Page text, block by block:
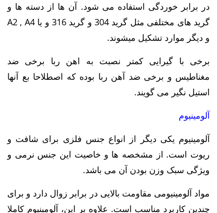
در برابر خوردگی استفاده می شود. آن ها از دسته ها و
گرید های مختلفی مثل گرید 304 و گرید 316 و یا A2 , A4
و دیگر موارد تشکیل میشوند.
برخی با گیرایی کمتر نصبت به اهن ربا برخی ضد
مغناطیس و برخی ضد آهن ربا بوده که اصطلاحا بع آنها
استیل نگیر می گویند.
آلومینیوم
آلومینیوم یکی دیگر از انواع جنس فلزی برای شافت و
ریوت است. از مشخصه ها و خاصیت این جنس نرمی و
ویژگی سبک وزن بودن آن می باشد.
مواد آلومینیومی مقاومت بالایی در برابر زوال دارد و برای
چندین کاربرد مناسب است. علاوه بر این، آلومینیوم کاملا